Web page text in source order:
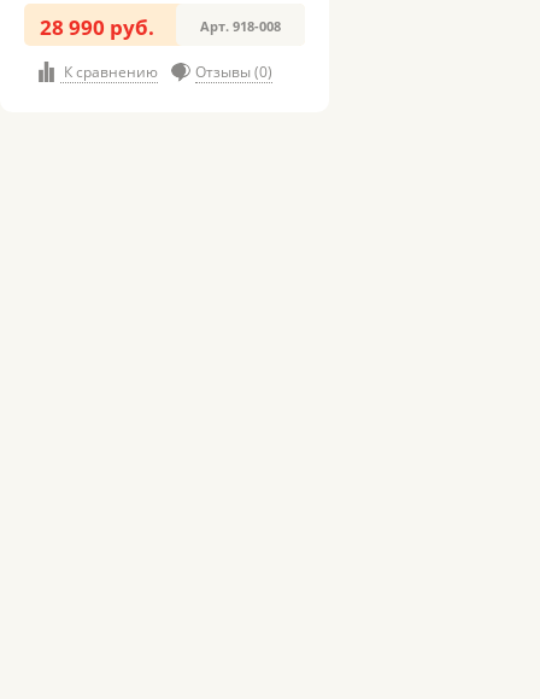
28 990 руб. Арт. 918-008
К сравнению Отзывы (0)